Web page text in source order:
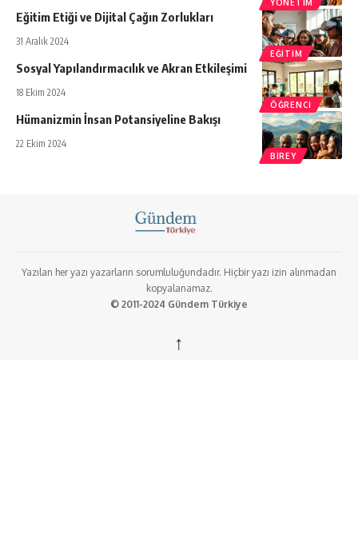
YÖNETIM
EĞITIM
Eğitim Etiği ve Dijital Çağın Zorlukları
31 Aralık 2024
ÖĞRENCI
Sosyal Yapılandırmacılık ve Akran Etkileşimi
18 Ekim 2024
BIREY
Hümanizmin İnsan Potansiyeline Bakışı
22 Ekim 2024
Yazılan her yazı yazarların sorumluluğundadır. Hiçbir yazı izin alınmadan
kopyalanamaz.
© 2011-2024 Gündem Türkiye
↑